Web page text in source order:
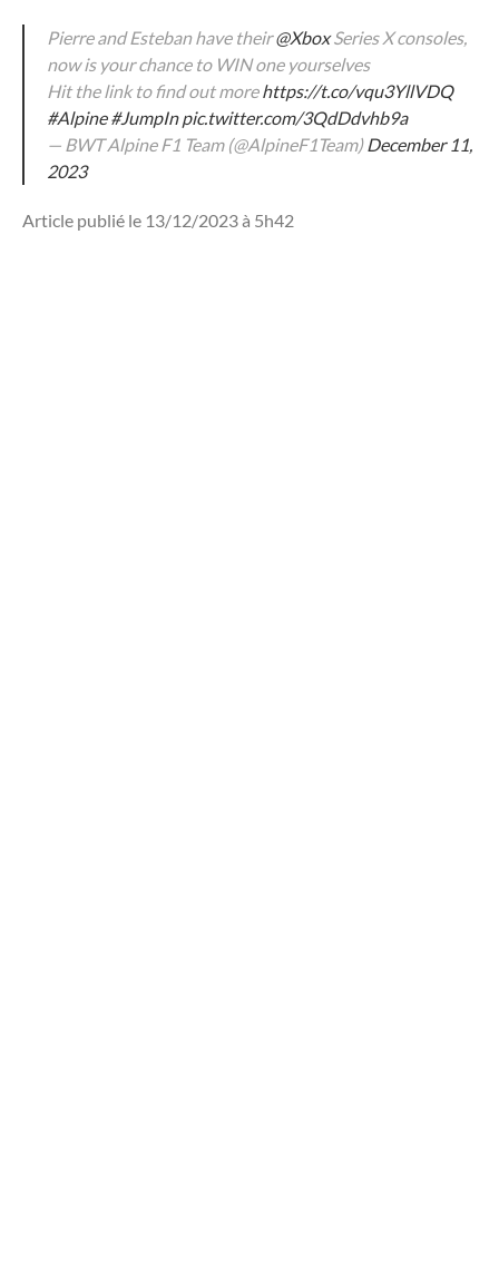
Pierre and Esteban have their@XboxSeries X consoles,
now is your chance to WIN one yourselves
Hit the link to find out morehttps://t.co/vqu3YllVDQ
#Alpine #JumpIn pic.twitter.com/3QdDdvhb9a
— BWT Alpine F1 Team (@AlpineF1Team)December 11,
2023
Article publié le 13/12/2023 à 5h42